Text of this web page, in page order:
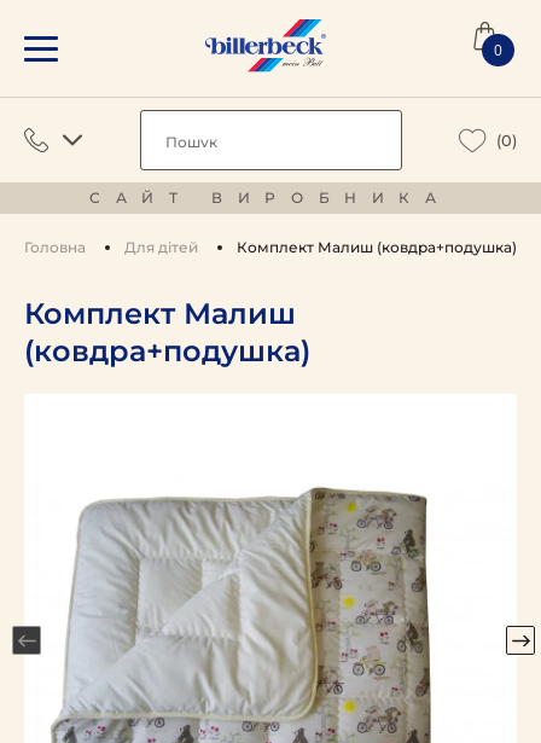
0
(0)
САЙТ ВИРОБНИКА
Головна Для дітей Комплект Малиш (ковдра+подушка)
Комплект Малиш
(ковдра+подушка)